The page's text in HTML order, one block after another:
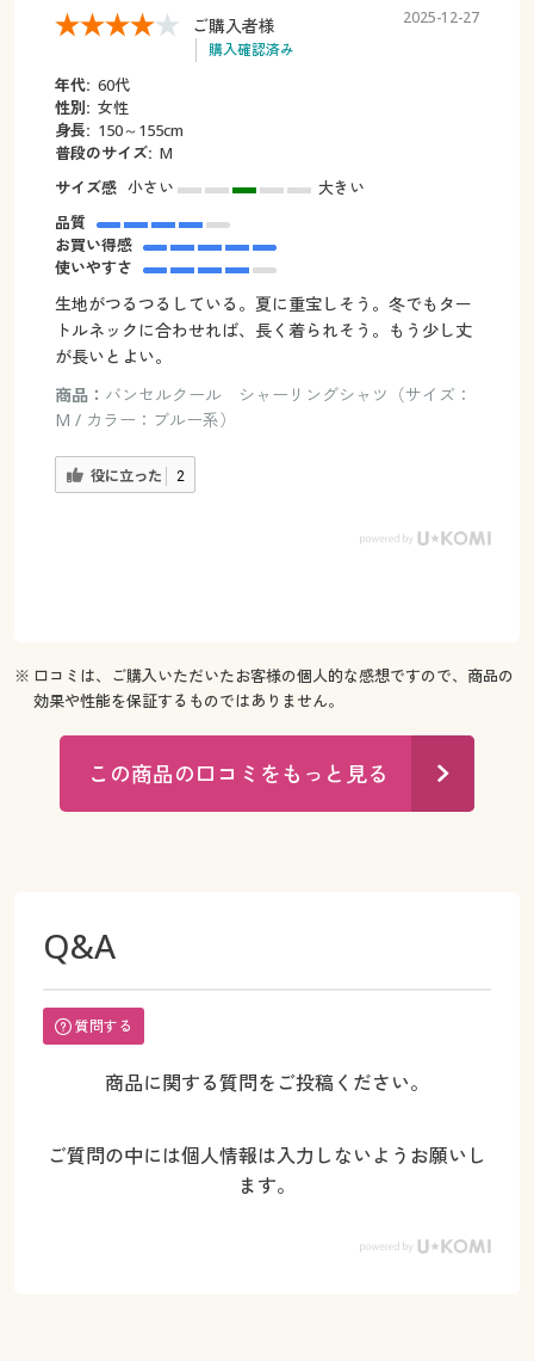
ご購入者様
購入確認済み
2025-12-27
年代: 60代
性別: 女性
身長: 150～155cm
普段のサイズ: M
サイズ感 小さい
大きい
品質
お買い得感
使いやすさ
生地がつるつるしている。夏に重宝しそう。冬でもター
トルネックに合わせれば、長く着られそう。もう少し丈
が長いとよい。
商品： バンセルクール シャーリングシャツ（サイズ：
M / カラー：ブルー系）
役に立った 2
※ 口コミは、ご購入いただいたお客様の個人的な感想ですので、商品の
効果や性能を保証するものではありません。
この商品の口コミをもっと見る
Q&A
質問する
商品に関する質問をご投稿ください。
ご質問の中には個人情報は入力しないようお願いし
ます。